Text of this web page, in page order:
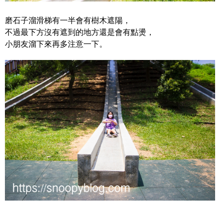
磨石子溜滑梯有一半會有樹木遮陽，
不過最下方沒有遮到的地方還是會有點燙，
小朋友溜下來再多注意一下。